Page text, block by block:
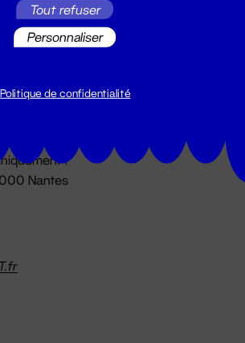
14h → 18h
:
Nantes
Tout refuser
Personnaliser
Politique de confidentialité